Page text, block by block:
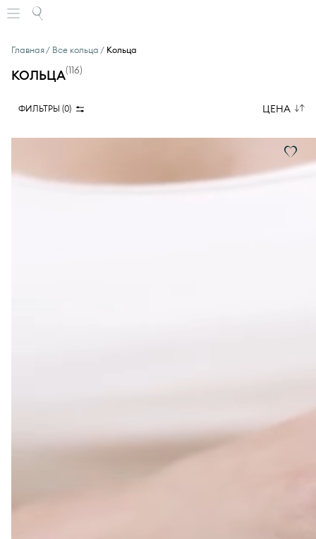
Главная Все кольца Кольца
КОЛЬЦА(116)
ФИЛЬТРЫ (0) ЦЕНА